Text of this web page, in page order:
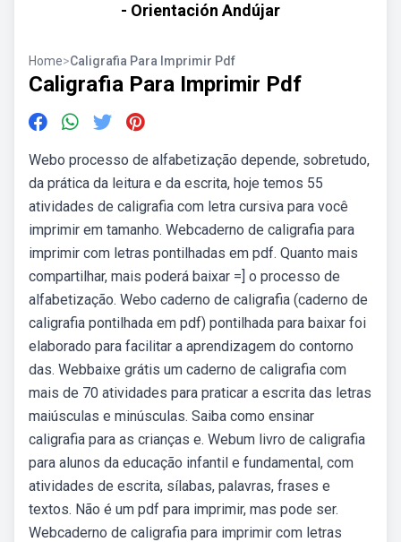
- Orientación Andújar
Home>Caligrafia Para Imprimir Pdf
Caligrafia Para Imprimir Pdf
Webo processo de alfabetização depende, sobretudo,
da prática da leitura e da escrita, hoje temos 55
atividades de caligrafia com letra cursiva para você
imprimir em tamanho. Webcaderno de caligrafia para
imprimir com letras pontilhadas em pdf. Quanto mais
compartilhar, mais poderá baixar =] o processo de
alfabetização. Webo caderno de caligrafia (caderno de
caligrafia pontilhada em pdf) pontilhada para baixar foi
elaborado para facilitar a aprendizagem do contorno
das. Webbaixe grátis um caderno de caligrafia com
mais de 70 atividades para praticar a escrita das letras
maiúsculas e minúsculas. Saiba como ensinar
caligrafia para as crianças e. Webum livro de caligrafia
para alunos da educação infantil e fundamental, com
atividades de escrita, sílabas, palavras, frases e
textos. Não é um pdf para imprimir, mas pode ser.
Webcaderno de caligrafia para imprimir com letras